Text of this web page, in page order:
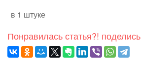
в 1 штуке
Понравилась статья?! поделись